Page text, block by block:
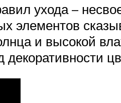
ухода –
элементов
и высокой